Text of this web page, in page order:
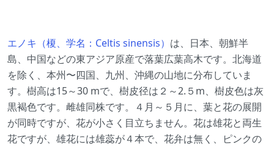
エノキ（榎、学名：Celtis sinensis） は、日本、朝鮮半
島、中国などの東アジア原産で落葉広葉高木です。北海道
を除く、本州〜四国、九州、沖縄の山地に分布していま
す。樹高は15～30 mで、樹皮径は２～2.５m、樹皮色は灰
黒褐色です。雌雄同株です。４月～５月に、葉と花の展開
が同時ですが、花が小さく目立ちません。花は雄花と両生
花ですが、雄花には雄蕊が４本で、花弁は無く、ピンクの